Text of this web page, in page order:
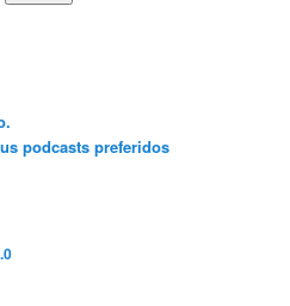
podcasts preferidos